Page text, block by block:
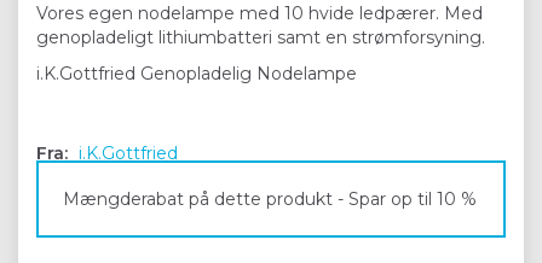
Vores egen nodelampe med 10 hvide ledpærer. Med
genopladeligt lithiumbatteri samt en strømforsyning.
i.K.Gottfried Genopladelig Nodelampe
Fra: i.K.Gottfried
Mængderabat på dette produkt - Spar op til 10 %